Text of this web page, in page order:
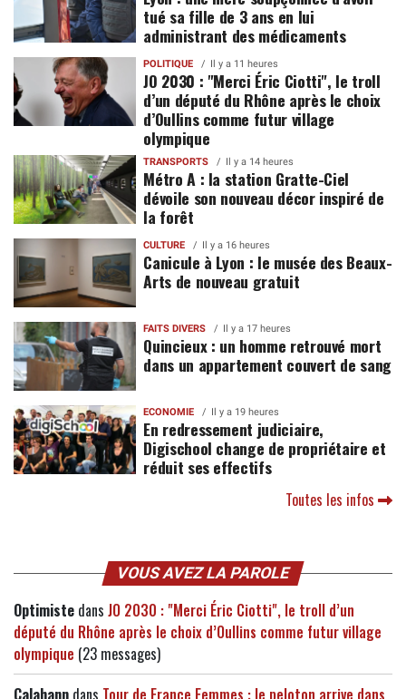
tué sa fille de 3 ans en lui
administrant des médicaments
POLITIQUE Il y a 11 heures
JO 2030 : "Merci Éric Ciotti", le troll
d’un député du Rhône après le choix
d’Oullins comme futur village
olympique
TRANSPORTS Il y a 14 heures
Métro A : la station Gratte-Ciel
dévoile son nouveau décor inspiré de
la forêt
CULTURE Il y a 16 heures
Canicule à Lyon : le musée des Beaux-
Arts de nouveau gratuit
FAITS DIVERS Il y a 17 heures
Quincieux : un homme retrouvé mort
dans un appartement couvert de sang
ECONOMIE Il y a 19 heures
En redressement judiciaire,
Digischool change de propriétaire et
réduit ses effectifs
Toutes les infos
VOUS AVEZ LA PAROLE
Optimiste dans JO 2030 : "Merci Éric Ciotti", le troll d’un
député du Rhône après le choix d’Oullins comme futur village
olympique (23 messages)
Calahann dans Tour de France Femmes : le peloton arrive dans